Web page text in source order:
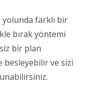
farklı bir
bırak yöntemi
bir plan
besleyebilir ve sizi